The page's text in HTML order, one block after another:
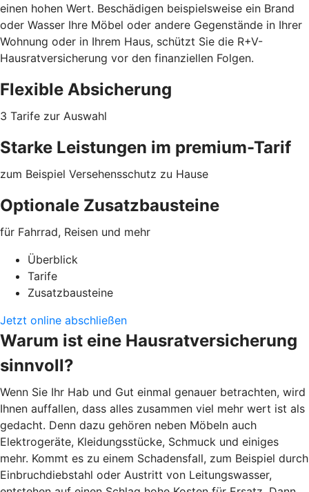
einen hohen Wert. Beschädigen beispielsweise ein Brand
oder Wasser Ihre Möbel oder andere Gegenstände in Ihrer
Wohnung oder in Ihrem Haus, schützt Sie die R+V-
Hausratversicherung vor den finanziellen Folgen.
Flexible Absicherung
3 Tarife zur Auswahl
Starke Leistungen im premium-Tarif
zum Beispiel Versehensschutz zu Hause
Optionale Zusatzbausteine
für Fahrrad, Reisen und mehr
Überblick
Tarife
Zusatzbausteine
Jetzt online abschließen
Warum ist eine Hausratversicherung
sinnvoll?
Wenn Sie Ihr Hab und Gut einmal genauer betrachten, wird
Ihnen auffallen, dass alles zusammen viel mehr wert ist als
gedacht. Denn dazu gehören neben Möbeln auch
Elektrogeräte, Kleidungsstücke, Schmuck und einiges
mehr. Kommt es zu einem Schadensfall, zum Beispiel durch
Einbruchdiebstahl oder Austritt von Leitungswasser,